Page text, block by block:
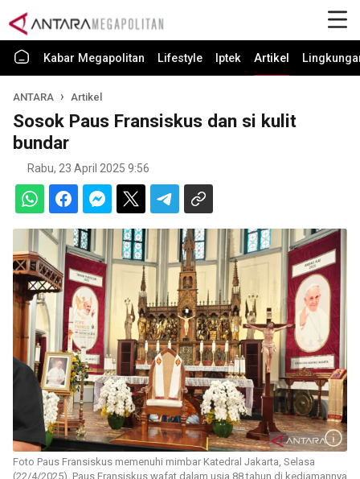
Kabar Megapolitan Lifestyle Iptek Artikel
ANTARA Artikel
Sosok Paus Fransiskus dan si kulit
bundar
Rabu, 23 April 2025 9:56
Foto Paus Fransiskus memenuhi mimbar Katedral Jakarta, Selasa
(22/4/2025). Paus Fransiskus wafat dalam usia 88 tahun di kediamannya